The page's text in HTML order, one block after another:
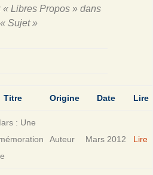
« Libres Propos » dans
« Sujet »
Titre Origine Date Lire
: Une
Auteur Mars 2012 Lire